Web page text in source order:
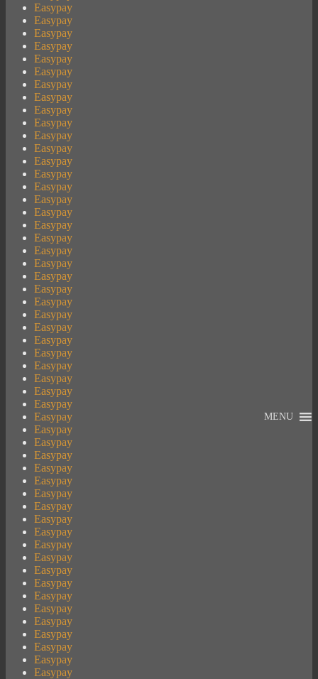
MENU
Easypay
Easypay
Easypay
Easypay
Easypay
Easypay
Easypay
Easypay
Easypay
Easypay
Easypay
Easypay
Easypay
Easypay
Easypay
Easypay
Easypay
Easypay
Easypay
Easypay
Easypay
Easypay
Easypay
Easypay
Easypay
Easypay
Easypay
Easypay
Easypay
Easypay
Easypay
Easypay
Easypay
Easypay
Easypay
Easypay
Easypay
Easypay
Easypay
Easypay
Easypay
Easypay
Easypay
Easypay
Easypay
Easypay
Easypay
Easypay
Easypay
Easypay
Easypay
Easypay
Easypay